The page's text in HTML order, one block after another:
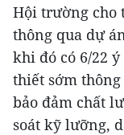
Hội trường cho
thông qua dự
khi đó có 6/22
thiết sớm
bảo đảm chất
soát kỹ lưỡng,